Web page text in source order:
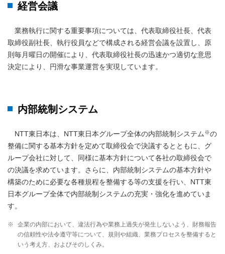
経営会議
業務執行に関する重要事項については、代表取締役社長、代表
取締役副社長、執行役員などで構成される経営会議を設置し、原
則毎月曜日の開催により、代表取締役社長の迅速かつ適切な意思
決定により、円滑な事業運営を実現しています。
内部統制システム
NTT東日本は、NTT東日本グループ全体の内部統制システム ※の
整備に関する基本方針を定めて取締役会で決議するとともに、グ
ループ会社に対して、同様に基本方針について各社の取締役会で
の決議を求めています。さらに、内部統制システムの基本方針や
構築のために必要な各種規程を整備する等の支援を行い、NTT東
日本グループ全体で内部統制システムの充実・強化を進めていま
す。
※
企業の内部において、違法行為や業務上過失が発生しないよう、財務報告
の信頼性や法令遵守等について、規則や組織、業務プロセスを整備すると
いう考え方、およびそのしくみ。